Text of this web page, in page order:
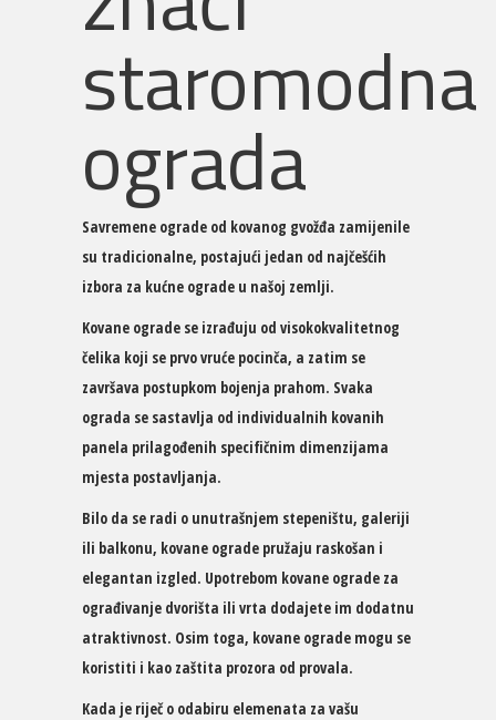
staromodna
ograda
Savremene ograde od kovanog gvožđa zamijenile
su tradicionalne, postajući jedan od najčešćih
izbora za kućne ograde u našoj zemlji.
Kovane ograde se izrađuju od visokokvalitetnog
čelika koji se prvo vruće pocinča, a zatim se
završava postupkom bojenja prahom. Svaka
ograda se sastavlja od individualnih kovanih
panela prilagođenih specifičnim dimenzijama
mjesta postavljanja.
Bilo da se radi o unutrašnjem stepeništu, galeriji
ili balkonu, kovane ograde pružaju raskošan i
elegantan izgled. Upotrebom kovane ograde za
ograđivanje dvorišta ili vrta dodajete im dodatnu
atraktivnost. Osim toga, kovane ograde mogu se
koristiti i kao zaštita prozora od provala.
Kada je riječ o odabiru elemenata za vašu